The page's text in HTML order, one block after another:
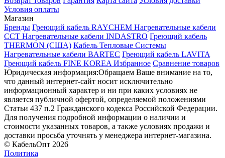
Условия оплаты
Магазин
Бренды Греющий кабель RAYCHEM Нагревательные кабели
ССТ Нагревательные кабели INDASTRO Греющий кабель
THERMON (США) Кабель Тепловые Системы
Нагревательные кабели BARTEC Греющий кабель LAVITA
Греющий кабель FINE KOREA Избранное Сравнение товаров
Юридическая информация:Обращаем Ваше внимание на то,
что данный интернет-сайт носит исключительно
информационный характер и ни при каких условиях не
является публичной офертой, определяемой положениями
Статьи 437 п.2 Гражданского кодекса Российской Федерации.
Для получения подробной информации о наличии и
стоимости указанных товаров, а также условиях продажи и
доставки просьба уточнять у менеджера интернет-магазина.
© КабельОпт 2026
Политика